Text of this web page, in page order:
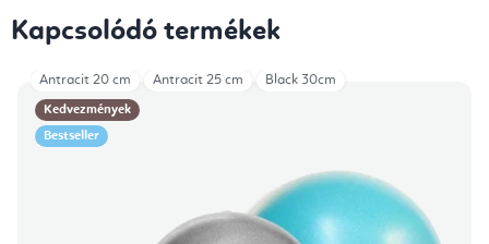
Kapcsolódó termékek
Kedvezmények
Bestseller
Antracit 20 cm Antracit 25 cm Black 30cm